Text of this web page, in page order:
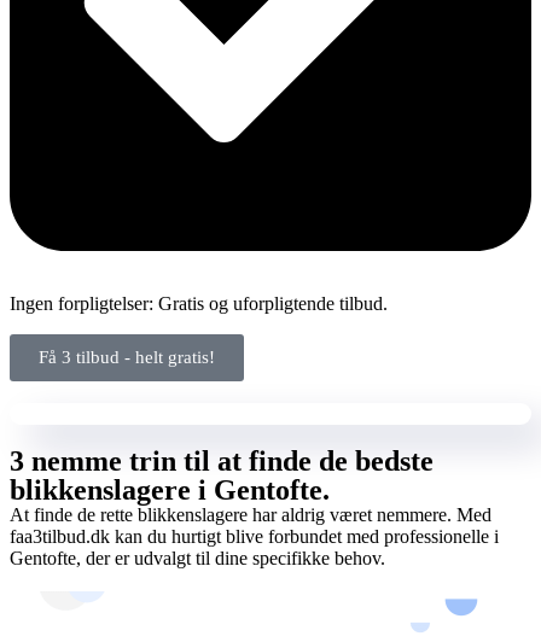
Ingen forpligtelser: Gratis og uforpligtende tilbud.
Få 3 tilbud - helt gratis!
3 nemme trin til at finde de bedste
blikkenslagere i Gentofte.
At finde de rette blikkenslagere har aldrig været nemmere. Med
faa3tilbud.dk kan du hurtigt blive forbundet med professionelle i
Gentofte, der er udvalgt til dine specifikke behov.